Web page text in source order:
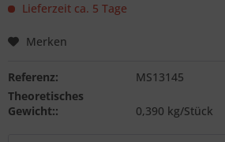
Lieferzeit ca. 5 Tage
Merken
Referenz:
MS13145
Theoretisches
Gewicht::
0,390 kg/Stück